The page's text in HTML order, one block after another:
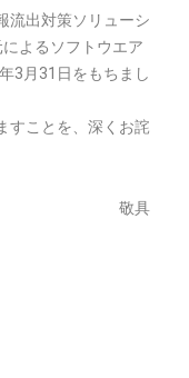
流出対策ソリューシ
よるソフトウエア
3月31日をもちまし
すことを、深くお詫
敬具